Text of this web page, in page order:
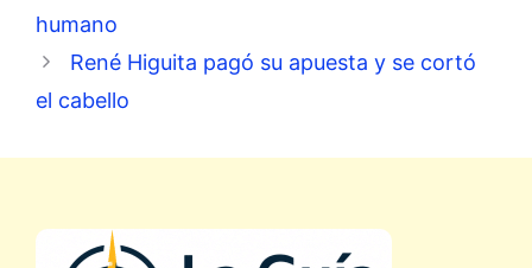
humano
René Higuita pagó su apuesta y se cortó
el cabello